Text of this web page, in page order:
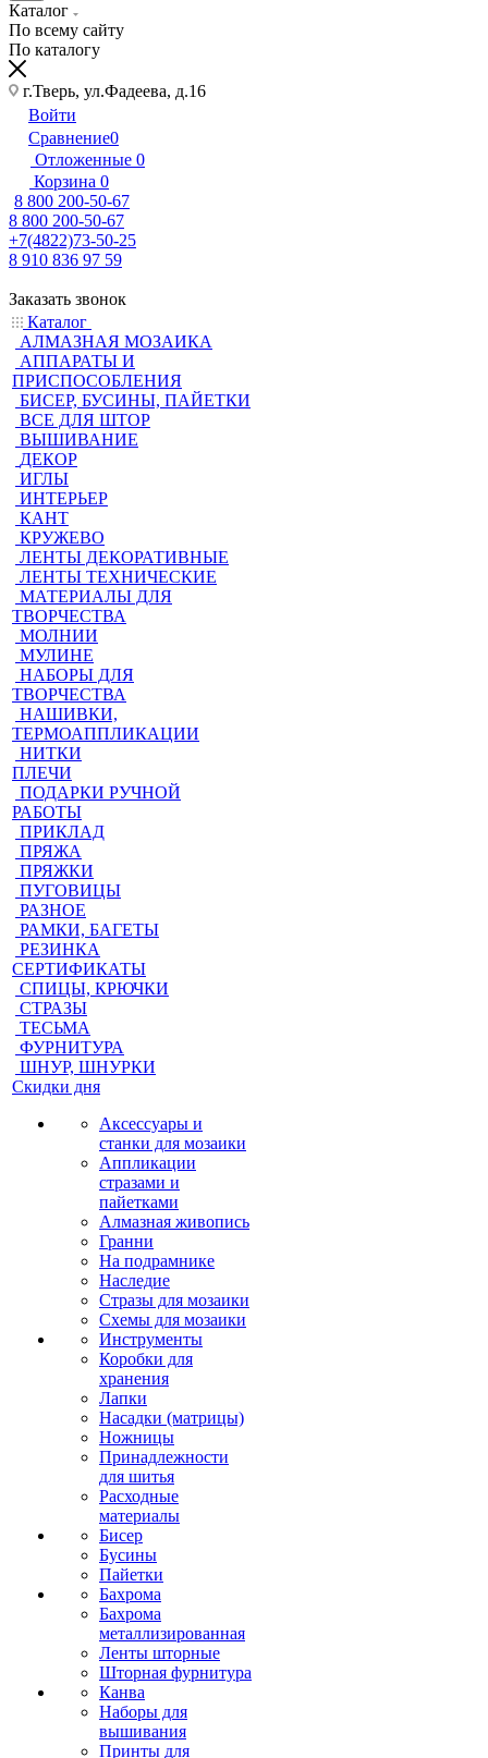
Каталог
По всему сайту
По каталогу
г.Тверь, ул.Фадеева, д.16
Войти
Сравнение0
Отложенные 0
Корзина 0
8 800 200-50-67
8 800 200-50-67
+7(4822)73-50-25
8 910 836 97 59
Заказать звонок
Каталог
АЛМАЗНАЯ МОЗАИКА
АППАРАТЫ И
ПРИСПОСОБЛЕНИЯ
БИСЕР, БУСИНЫ, ПАЙЕТКИ
ВСЕ ДЛЯ ШТОР
ВЫШИВАНИЕ
ДЕКОР
ИГЛЫ
ИНТЕРЬЕР
КАНТ
КРУЖЕВО
ЛЕНТЫ ДЕКОРАТИВНЫЕ
ЛЕНТЫ ТЕХНИЧЕСКИЕ
МАТЕРИАЛЫ ДЛЯ
ТВОРЧЕСТВА
МОЛНИИ
МУЛИНЕ
НАБОРЫ ДЛЯ
ТВОРЧЕСТВА
НАШИВКИ,
ТЕРМОАППЛИКАЦИИ
НИТКИ
ПЛЕЧИ
ПОДАРКИ РУЧНОЙ
РАБОТЫ
ПРИКЛАД
ПРЯЖА
ПРЯЖКИ
ПУГОВИЦЫ
РАЗНОЕ
РАМКИ, БАГЕТЫ
РЕЗИНКА
СЕРТИФИКАТЫ
СПИЦЫ, КРЮЧКИ
СТРАЗЫ
ТЕСЬМА
ФУРНИТУРА
ШНУР, ШНУРКИ
Скидки дня
Аксессуары и
станки для мозаики
Аппликации
стразами и
пайетками
Алмазная живопись
Гранни
На подрамнике
Наследие
Стразы для мозаики
Схемы для мозаики
Инструменты
Коробки для
хранения
Лапки
Насадки (матрицы)
Ножницы
Принадлежности
для шитья
Расходные
материалы
Бисер
Бусины
Пайетки
Бахрома
Бахрома
металлизированная
Ленты шторные
Шторная фурнитура
Канва
Наборы для
вышивания
Принты для